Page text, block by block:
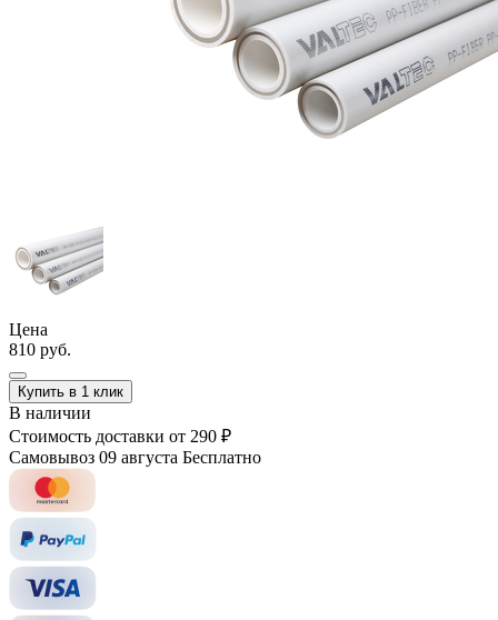
Цена
810 руб.
Купить в 1 клик
В наличии
Стоимость доставки от 290 ₽
Самовывоз 09 августа Бесплатно